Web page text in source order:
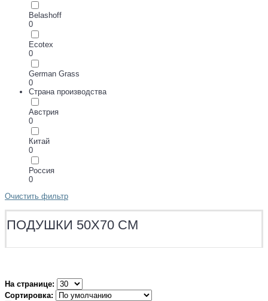
Belashoff
0
Ecotex
0
German Grass
0
Страна производства
Австрия
0
Китай
0
Россия
0
Очистить фильтр
ПОДУШКИ 50Х70 СМ
На странице:
Сортировка: